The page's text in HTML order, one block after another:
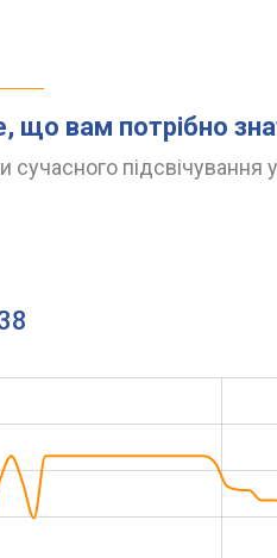
що вам потрібно
сучасного підсвічування